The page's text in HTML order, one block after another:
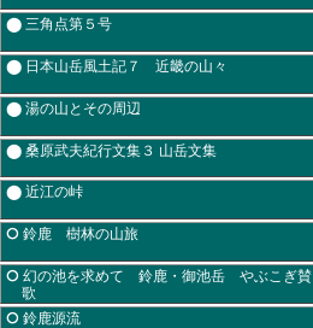
⬤ 三角点第５号
⬤ 日本山岳風土記７ 近畿の山々
⬤ 湯の山とその周辺
⬤ 桑原武夫紀行文集３ 山岳文集
⬤ 近江の峠
⭘ 鈴鹿 樹林の山旅
⭘ 幻の池を求めて 鈴鹿・御池岳 やぶこぎ賛
歌
⭘ 鈴鹿源流